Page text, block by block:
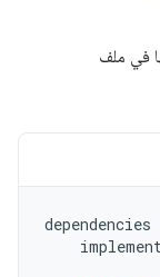
في ملف
dependencies